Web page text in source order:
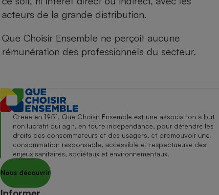
acteurs de la grande distribution.
Que Choisir Ensemble ne perçoit aucune
rémunération des professionnels du secteur.
Créée en 1951, Que Choisir Ensemble est une association à but
non lucratif qui agit, en toute indépendance, pour défendre les
droits des consommateurs et des usagers, et promouvoir une
consommation responsable, accessible et respectueuse des
enjeux sanitaires, sociétaux et environnementaux.
Nous découvrir